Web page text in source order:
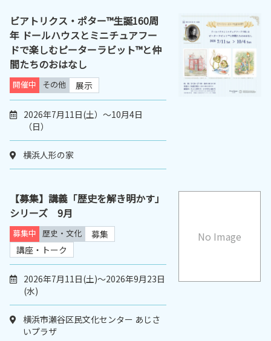
ビアトリクス・ポター™生誕160周
年 ドールハウスとミニチュアフー
ドで楽しむピーターラビット™と仲
間たちのおはなし
開催中 その他 展示
2026年7月11日(土）～10月4日
（日）
横浜人形の家
No Image
【募集】講義「歴史を解き明かす」
シリーズ 9月
募集中 歴史・文化
募集
講座・トーク
2026年7月11日(土)～2026年9月23日
(水)
横浜市瀬谷区民文化センター あじさ
いプラザ